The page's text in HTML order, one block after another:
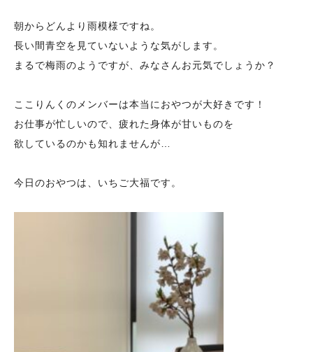
朝からどんより雨模様ですね。
長い間青空を見ていないような気がします。
まるで梅雨のようですが、みなさんお元気でしょうか？
ここりんくのメンバーは本当におやつが大好きです！
お仕事が忙しいので、疲れた身体が甘いものを
欲しているのかも知れませんが…
今日のおやつは、いちご大福です。